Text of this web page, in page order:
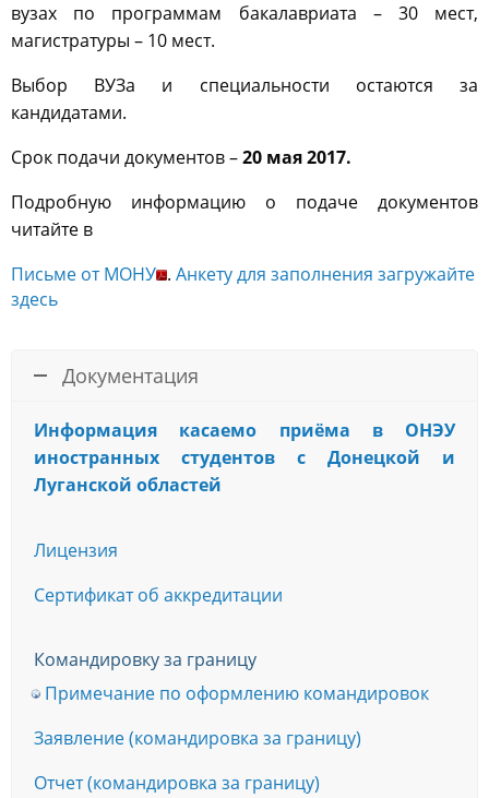
вузах по программам бакалавриата – 30 мест,
магистратуры – 10 мест.
Выбор ВУЗа и специальности остаются за
кандидатами.
Срок подачи документов –20 мая 2017.
Подробную информацию о подаче документов
читайте в
Письме от МОНУ . Анкету для заполнения загружайте
здесь
Документация
Информация касаемо приёма в ОНЭУ
иностранных студентов с Донецкой и
Луганской областей
Лицензия
Сертификат об аккредитации
Командировку за границу
Примечание по оформлению командировок
Заявление (командировка за границу)
Отчет (командировка за границу)